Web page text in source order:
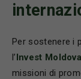
Per sostenere i
l’Invest
missioni di